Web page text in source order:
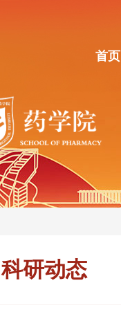
首页
科研动态